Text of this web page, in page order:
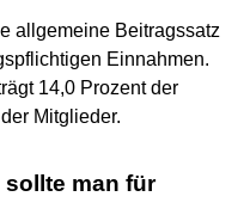
allgemeine Beitragssatz
Einnahmen.
14,0 Prozent der
Mitglieder.
man für